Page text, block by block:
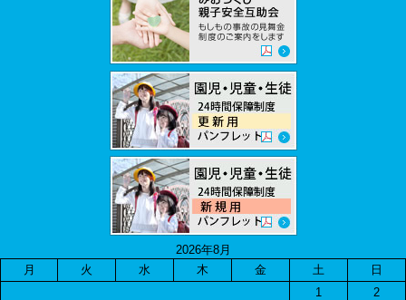
2026年8月
月
火 水 木 金 土
日
1
2